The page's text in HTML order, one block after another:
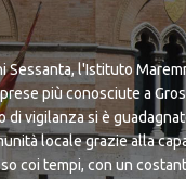
Sessanta, l'Istituto
più conosciute a
di vigilanza si è
locale grazie alla
coi tempi, con un